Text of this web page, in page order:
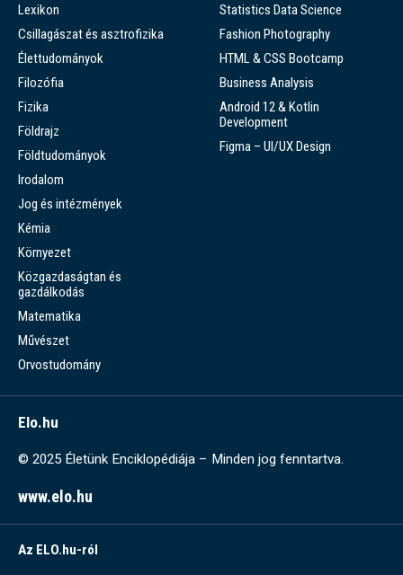
Lexikon
Csillagászat és asztrofizika
Élettudományok
Filozófia
Fizika
Földrajz
Földtudományok
Irodalom
Jog és intézmények
Kémia
Környezet
Közgazdaságtan és
gazdálkodás
Matematika
Művészet
Orvostudomány
Statistics Data Science
Fashion Photography
HTML & CSS Bootcamp
Business Analysis
Android 12 & Kotlin
Development
Figma – UI/UX Design
Elo.hu
© 2025 Életünk Enciklopédiája – Minden jog fenntartva.
www.elo.hu
Az ELO.hu-ról